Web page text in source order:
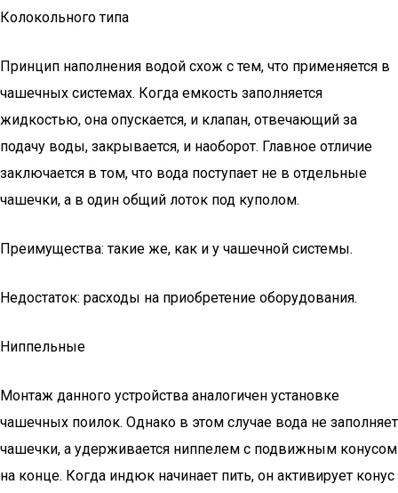
Колокольного типа
Принцип наполнения водой схож с тем, что применяется в
чашечных системах. Когда емкость заполняется
жидкостью, она опускается, и клапан, отвечающий за
подачу воды, закрывается, и наоборот. Главное отличие
заключается в том, что вода поступает не в отдельные
чашечки, а в один общий лоток под куполом.
Преимущества: такие же, как и у чашечной системы.
Недостаток: расходы на приобретение оборудования.
Ниппельные
Монтаж данного устройства аналогичен установке
чашечных поилок. Однако в этом случае вода не заполняет
чашечки, а удерживается ниппелем с подвижным конусом
на конце. Когда индюк начинает пить, он активирует конус